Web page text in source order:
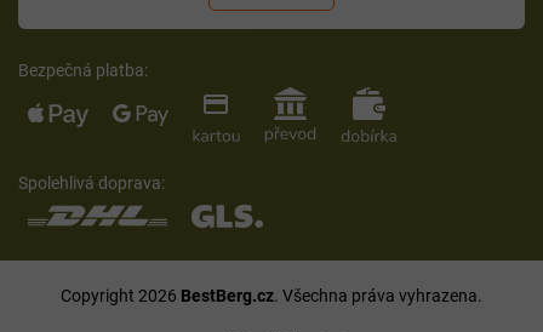
Bezpečná platba:
Spolehlivá doprava:
Copyright 2026 BestBerg.cz. Všechna práva vyhrazena.